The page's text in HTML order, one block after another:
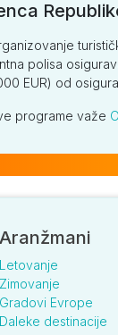
polisa
EUR) od
programe važe
Aranžmani
Letovanje
Zimovanje
Gradovi Evrope
Daleke destinacije